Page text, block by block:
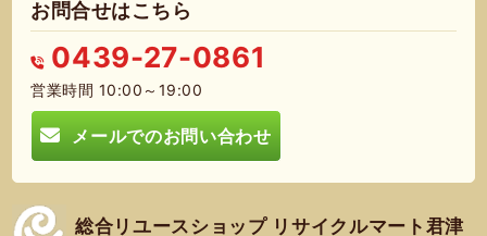
お問合せはこちら
0439-27-0861
営業時間 10:00～19:00
メールでのお問い合わせ
総合リユースショップ リサイクルマート君津